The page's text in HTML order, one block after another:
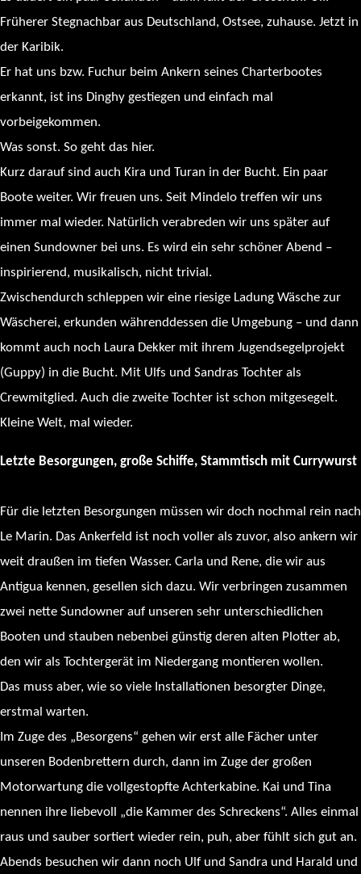
Früherer Stegnachbar aus Deutschland, Ostsee, zuhause. Jetzt in
der Karibik.
Er hat uns bzw. Fuchur beim Ankern seines Charterbootes
erkannt, ist ins Dinghy gestiegen und einfach mal
vorbeigekommen.
Was sonst. So geht das hier.
Kurz darauf sind auch Kira und Turan in der Bucht. Ein paar
Boote weiter. Wir freuen uns. Seit Mindelo treffen wir uns
immer mal wieder. Natürlich verabreden wir uns später auf
einen Sundowner bei uns. Es wird ein sehr schöner Abend –
inspirierend, musikalisch, nicht trivial.
Zwischendurch schleppen wir eine riesige Ladung Wäsche zur
Wäscherei, erkunden währenddessen die Umgebung – und dann
kommt auch noch Laura Dekker mit ihrem Jugendsegelprojekt
(Guppy) in die Bucht. Mit Ulfs und Sandras Tochter als
Crewmitglied. Auch die zweite Tochter ist schon mitgesegelt.
Kleine Welt, mal wieder.
Letzte Besorgungen, große Schiffe, Stammtisch mit Currywurst
Für die letzten Besorgungen müssen wir doch nochmal rein nach
Le Marin. Das Ankerfeld ist noch voller als zuvor, also ankern wir
weit draußen im tiefen Wasser. Carla und Rene, die wir aus
Antigua kennen, gesellen sich dazu. Wir verbringen zusammen
zwei nette Sundowner auf unseren sehr unterschiedlichen
Booten und stauben nebenbei günstig deren alten Plotter ab,
den wir als Tochtergerät im Niedergang montieren wollen.
Das muss aber, wie so viele Installationen besorgter Dinge,
erstmal warten.
Im Zuge des „Besorgens“ gehen wir erst alle Fächer unter
unseren Bodenbrettern durch, dann im Zuge der großen
Motorwartung die vollgestopfte Achterkabine. Kai und Tina
nennen ihre liebevoll „die Kammer des Schreckens“. Alles einmal
raus und sauber sortiert wieder rein, puh, aber fühlt sich gut an.
Abends besuchen wir dann noch Ulf und Sandra und Harald und